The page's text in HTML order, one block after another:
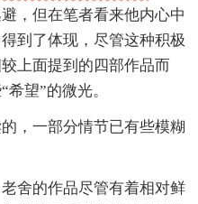
，但在笔者看来他内心中
到了体现，尽管这种积极
上面提到的四部作品而
望”的微光。
，一部分情节已有些模糊
舍的作品尽管有着相对鲜